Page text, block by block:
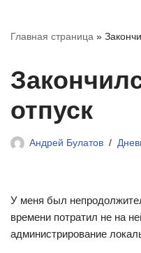
Главная страница »
отпуск
Андрей Булатов
У меня был
времени потратил не на
администрирование